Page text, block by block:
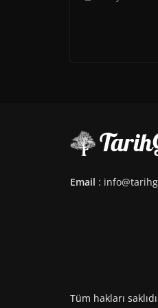
Email :
Tüm hakları